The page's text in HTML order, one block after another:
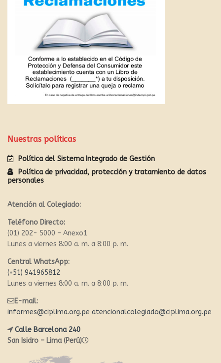
Nuestras políticas
Política del Sistema Integrado de Gestión
Política de privacidad, protección y tratamiento de datos
personales
Atención al Colegiado:
Teléfono Directo:
(01) 202- 5000 – Anexo1
Lunes a viernes 8:00 a. m. a 8:00 p. m.
Central WhatsApp:
(+51) 941965812
Lunes a viernes 8:00 a. m. a 8:00 p. m.
E-mail:
informes@ciplima.org.pe atencionalcolegiado@ciplima.org.pe
Calle Barcelona 240
San Isidro – Lima (Perú)